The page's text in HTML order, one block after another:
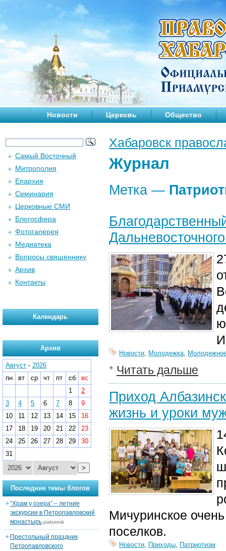
Новости Церковь Общество
Хабаровск
Журнал
Метка —
Новости, Молодежка,
Читать дальше
Приход
жизнь и уроки
Мичуринское
поселков.
Новости, Приходы, Патриотизм
Самый Восточный
Митрополия
Епархия
Семинария
Церковные СМИ
Блогосфера
Фотогалерея
Медиатека
Вопросы священнику
Архив
Контакты
Календарь
Архив
Август - 2026
пн
вт ср чт пт сб
вс
1
2
3
4 5 6 7 8
9
10
11 12 13 14 15
16
17
18 19 20 21 22
23
24
25 26 27 28 29
30
31
>
Последние темы блогов
“Храм у озера” – летние
экскурсии в Петропавловский
монастырь palomnik
Престольный праздник
Петропавловского